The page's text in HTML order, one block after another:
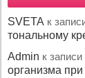
SVETA к
тональному
Admin к записи
организма